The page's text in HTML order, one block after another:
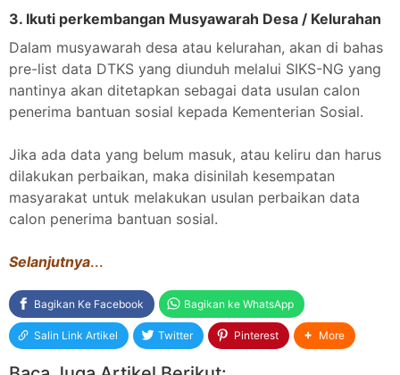
3. Ikuti perkembangan Musyawarah Desa / Kelurahan
Dalam musyawarah desa atau kelurahan, akan di bahas
pre-list data DTKS yang diunduh melalui SIKS-NG yang
nantinya akan ditetapkan sebagai data usulan calon
penerima bantuan sosial kepada Kementerian Sosial.
Jika ada data yang belum masuk, atau keliru dan harus
dilakukan perbaikan, maka disinilah kesempatan
masyarakat untuk melakukan usulan perbaikan data
calon penerima bantuan sosial.
Selanjutnya...
Bagikan Ke Facebook Bagikan ke WhatsApp
Salin Link Artikel Twitter Pinterest More